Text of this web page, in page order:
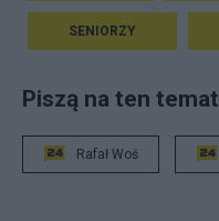
SENIORZY
Piszą na ten temat
Rafał Woś